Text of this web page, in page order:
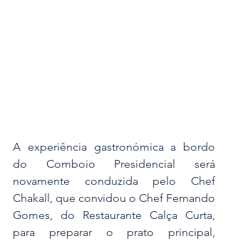
A experiência gastronómica a bordo
do Comboio Presidencial será
novamente conduzida pelo Chef
Chakall, que convidou o Chef Fernando
Gomes, do Restaurante Calça Curta,
para preparar o prato principal,